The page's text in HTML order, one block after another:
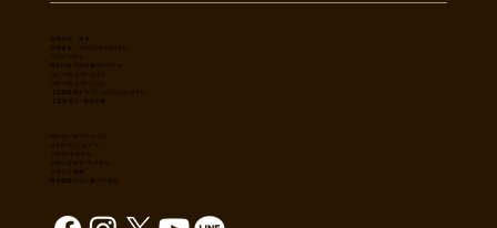
​有限会社 秀幸
登録番号：T8021002061566
〒254-0002
神奈川県平塚市横内3785-4
TEL: 0463-54-1173
FAX: 0463-54-1186
【営業時間】 9:30-19:30(sun18:30)
【 定休日 】 毎週木曜
肉のユーダイについて
カタログ/ショップ
ブログ/お知らせ
​お問い合わせ/アクセス
スタッフ募集
特定商取引法に基づく表記